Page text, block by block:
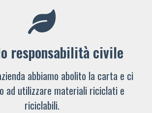
responsabilità civile
abbiamo abolito la carta e ci
ad utilizzare materiali riciclati e
riciclabili.